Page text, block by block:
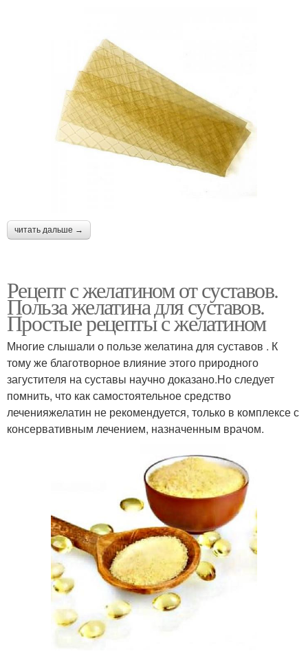
читать дальше →
Рецепт с желатином от суставов.
Польза желатина для суставов.
Простые рецепты с желатином
Многие слышали о пользе желатина для суставов . К
тому же благотворное влияние этого природного
загустителя на суставы научно доказано.Но следует
помнить, что как самостоятельное средство
леченияжелатин не рекомендуется, только в комплексе с
консервативным лечением, назначенным врачом.